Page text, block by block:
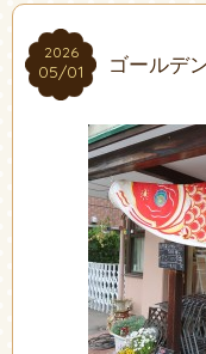
2026
05/01
2026
05/01 ゴールデ